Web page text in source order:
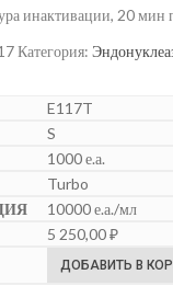
инактивации, 20 мин
Категория:
E117T
S
1000 е.а.
Turbo
10000 е.а./мл
5 250,00₽
ДОБАВИТЬ В